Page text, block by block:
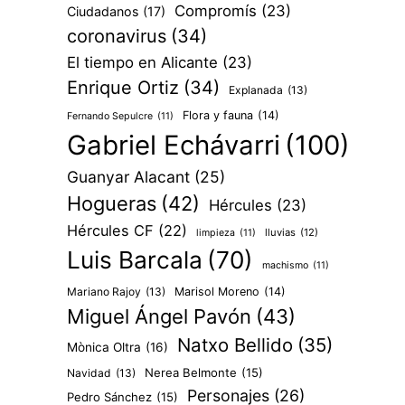
Ciudadanos (17) Compromís (23)
coronavirus (34)
El tiempo en Alicante (23)
Enrique Ortiz (34) Explanada (13)
Fernando Sepulcre (11) Flora y fauna (14)
Gabriel Echávarri (100)
Guanyar Alacant (25)
Hogueras (42) Hércules (23)
Hércules CF (22) limpieza (11) lluvias (12)
Luis Barcala (70) machismo (11)
Mariano Rajoy (13) Marisol Moreno (14)
Miguel Ángel Pavón (43)
Mònica Oltra (16) Natxo Bellido (35)
Navidad (13) Nerea Belmonte (15)
Pedro Sánchez (15) Personajes (26)